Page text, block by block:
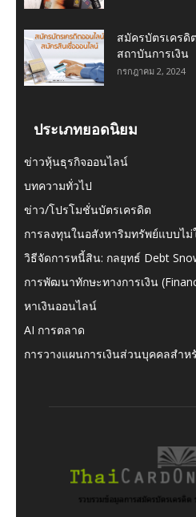
สมัครบัตรเครดิ
สถาบันการเงิน
กรกฎาคม 2, 2024
ประเภทยอดนิยม
ข่าวหุ้นธุรกิจออนไลน์
บทความทั่วไป
ข่าว/โปรโมชั่นบัตรเครดิต
การลงทุนในอสังหาริมทรัพย์แบบไม่
วิธีจัดการหนี้สิน: กลยุทธ์ Debt
การพัฒนาทักษะทางการเงิน
หาเงินออนไลน์
AI การตลาด
การวางแผนการเงินส่วนบุคคลสำห